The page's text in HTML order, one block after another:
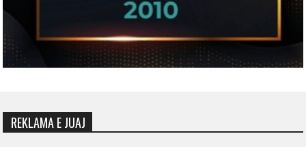
REKLAMA E JUAJ